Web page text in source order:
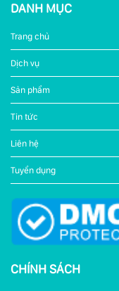
DANH MỤC
Trang chủ
Dịch vụ
Sản phẩm
Tin tức
Liên hệ
Tuyển dụng
CHÍNH SÁCH